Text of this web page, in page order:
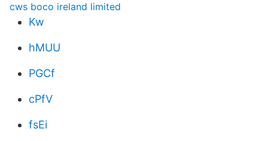
cws boco ireland limited
Kw
hMUU
PGCf
cPfV
fsEi